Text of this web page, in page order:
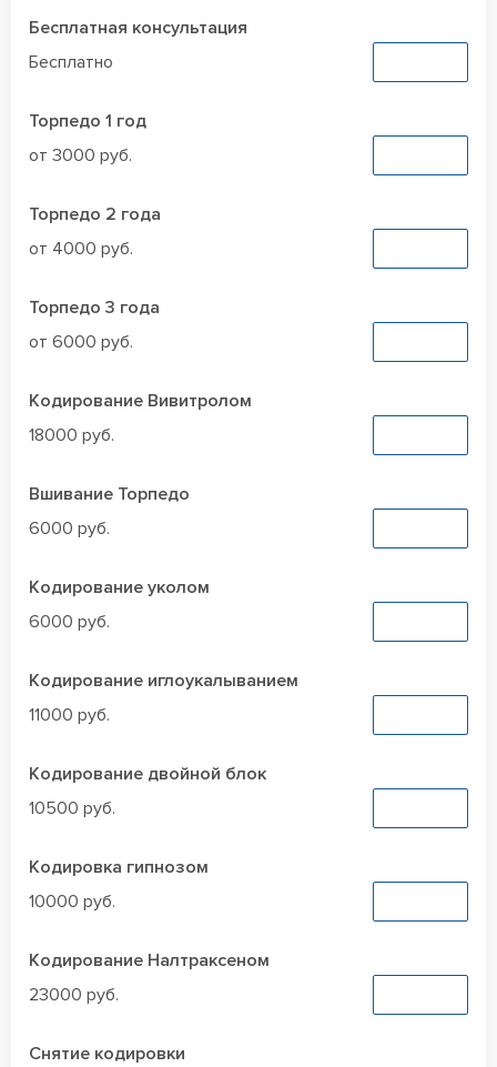
Бесплатная консультация
Бесплатно
Торпедо 1 год
от 3000 руб.
Торпедо 2 года
от 4000 руб.
Торпедо 3 года
от 6000 руб.
Кодирование Вивитролом
18000 руб.
Вшивание Торпедо
6000 руб.
Кодирование уколом
6000 руб.
Кодирование иглоукалыванием
11000 руб.
Кодирование двойной блок
10500 руб.
Кодировка гипнозом
10000 руб.
Кодирование Налтраксеном
23000 руб.
Снятие кодировки